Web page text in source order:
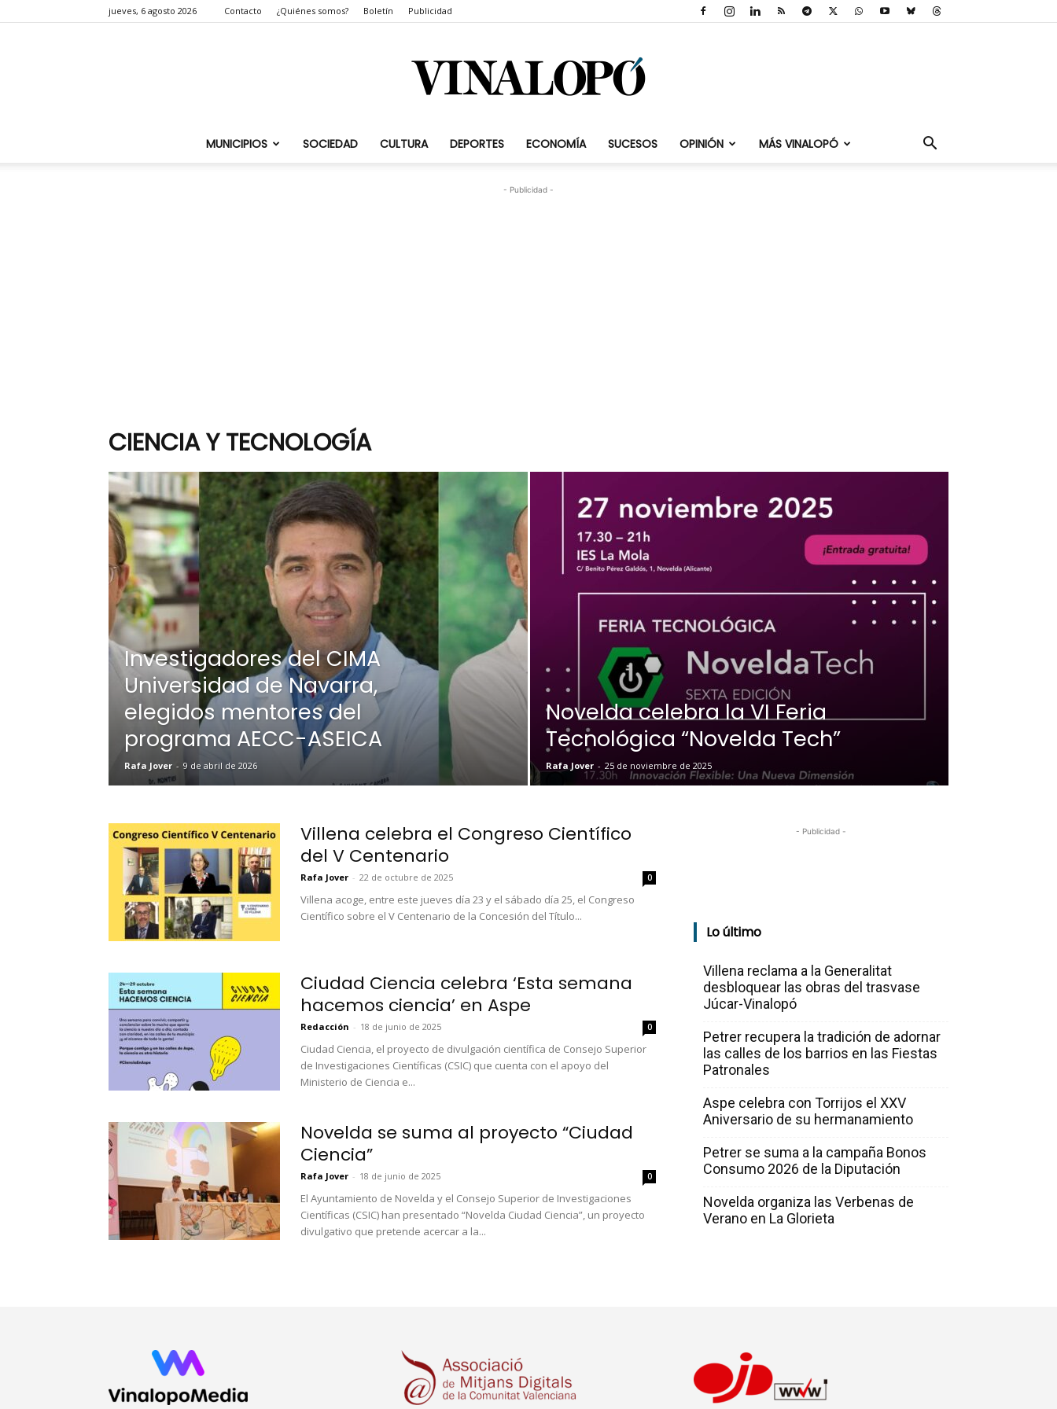
jueves, 6 agosto 2026 Contacto ¿Quiénes somos? Boletín Publicidad
Vinalopó.com
MUNICIPIOS SOCIEDAD CULTURA DEPORTES ECONOMÍA SUCESOS OPINIÓN MÁS VINALOPÓ
- Publicidad -
CIENCIA Y TECNOLOGÍA
Investigadores del CIMA
Universidad de Navarra,
elegidos mentores del
programa AECC-ASEICA
Rafa Jover - 9 de abril de 2026
Novelda celebra la VI Feria
Tecnológica “Novelda Tech”
Rafa Jover - 25 de noviembre de 2025
Villena celebra el Congreso Científico
del V Centenario
Rafa Jover - 22 de octubre de 2025 0
Villena acoge, entre este jueves día 23 y el sábado día 25, el Congreso
Científico sobre el V Centenario de la Concesión del Título...
Ciudad Ciencia celebra ‘Esta semana
hacemos ciencia’ en Aspe
Redacción - 18 de junio de 2025 0
Ciudad Ciencia, el proyecto de divulgación científica de Consejo Superior
de Investigaciones Científicas (CSIC) que cuenta con el apoyo del
Ministerio de Ciencia e...
Novelda se suma al proyecto “Ciudad
Ciencia”
Rafa Jover - 18 de junio de 2025 0
El Ayuntamiento de Novelda y el Consejo Superior de Investigaciones
Científicas (CSIC) han presentado “Novelda Ciudad Ciencia”, un proyecto
divulgativo que pretende acercar a la...
- Publicidad -
Lo último
Villena reclama a la Generalitat
desbloquear las obras del trasvase
Júcar-Vinalopó
Petrer recupera la tradición de adornar
las calles de los barrios en las Fiestas
Patronales
Aspe celebra con Torrijos el XXV
Aniversario de su hermanamiento
Petrer se suma a la campaña Bonos
Consumo 2026 de la Diputación
Novelda organiza las Verbenas de
Verano en La Glorieta